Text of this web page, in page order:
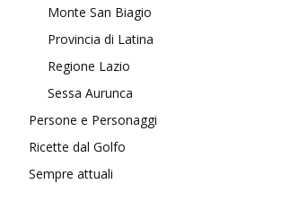
Monte San Biagio
Provincia di Latina
Regione Lazio
Sessa Aurunca
Persone e Personaggi
Ricette dal Golfo
Sempre attuali